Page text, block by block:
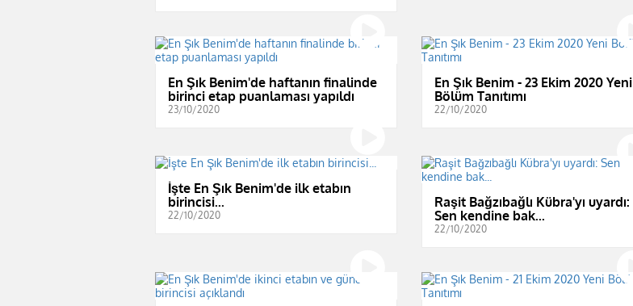
En Şık Benim'de haftanın finalinde
birinci etap puanlaması yapıldı
23/10/2020
En Şık Benim - 23 Ekim 2020 Yeni
Bölüm Tanıtımı
22/10/2020
İşte En Şık Benim'de ilk etabın
birincisi...
22/10/2020
Raşit Bağzıbağlı Kübra'yı uyardı:
Sen kendine bak...
22/10/2020